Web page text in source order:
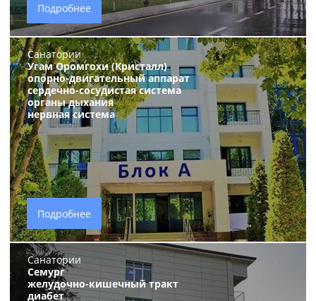
Подробнее
Санатории
Угам Оромгохи (Кристалл)
опорно-двигательный аппарат
сердечно-сосудистая система
органы дыхания
нервная система
Подробнее
Санатории
Семург
желудочно-кишечный тракт
диабет